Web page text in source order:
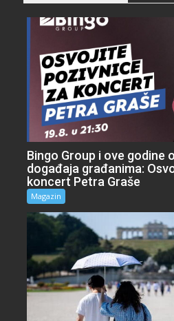
Bingo Group i ove godine
događaja građanima:
koncert Petra Graše
Magazin